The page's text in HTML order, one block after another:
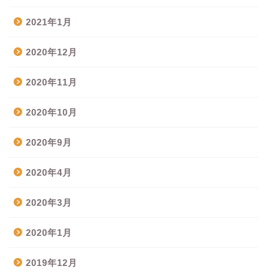
2021年1月
2020年12月
2020年11月
2020年10月
2020年9月
2020年4月
2020年3月
2020年1月
2019年12月